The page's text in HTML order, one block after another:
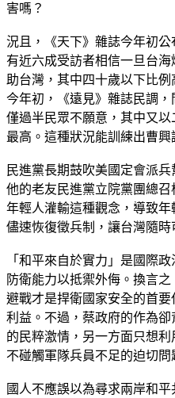
害嗎？
況且，《天下》雜誌今年初
有近六成受訪者相信一旦台
助台灣，其中四十歲以下比
今年初，《遠見》雜誌民調
僅過半民眾不願意，其中又
最高。這種狀況能訓練出曹
民進黨長期鼓吹美國定會派
他的老友民進黨立院黨團總
年輕人灌輸這種觀念，導致
儘速恢復徵兵制，讓台灣隨時
「和平來自於實力」是國際
防衛能力以抵禦外侮。換言
避戰才是捍衛國家安全的首
利益。不過，蔡政府的作為
的民粹激情，另一方面只想
不碰觸軍隊兵員不足的迫切問
國人不應誤以為尋求兩岸和